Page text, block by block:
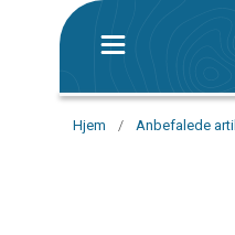
Hjem / Anbefalede